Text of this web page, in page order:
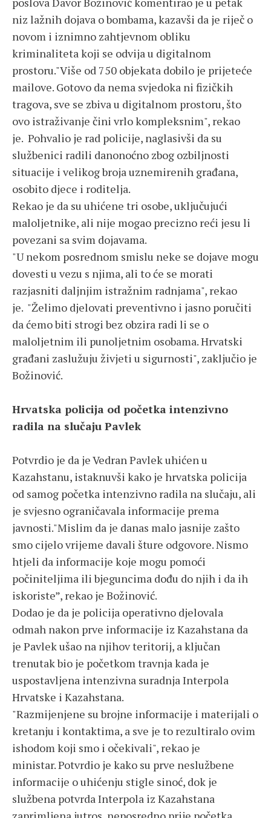
niz lažnih dojava o bombama, kazavši da je riječ o
novom i iznimno zahtjevnom obliku
kriminaliteta koji se odvija u digitalnom
prostoru."Više od 750 objekata dobilo je prijeteće
mailove. Gotovo da nema svjedoka ni fizičkih
tragova, sve se zbiva u digitalnom prostoru, što
ovo istraživanje čini vrlo kompleksnim", rekao
je. Pohvalio je rad policije, naglasivši da su
službenici radili danonoćno zbog ozbiljnosti
situacije i velikog broja uznemirenih građana,
osobito djece i roditelja.
Rekao je da su uhićene tri osobe, uključujući
maloljetnike, ali nije mogao precizno reći jesu li
povezani sa svim dojavama.
"U nekom posrednom smislu neke se dojave mogu
dovesti u vezu s njima, ali to će se morati
razjasniti daljnjim istražnim radnjama", rekao
je. "Želimo djelovati preventivno i jasno poručiti
da ćemo biti strogi bez obzira radi li se o
maloljetnim ili punoljetnim osobama. Hrvatski
građani zaslužuju živjeti u sigurnosti", zaključio je
Božinović.
Hrvatska policija od početka intenzivno
radila na slučaju Pavlek
Potvrdio je da je Vedran Pavlek uhićen u
Kazahstanu, istaknuvši kako je hrvatska policija
od samog početka intenzivno radila na slučaju, ali
je svjesno ograničavala informacije prema
javnosti."Mislim da je danas malo jasnije zašto
smo cijelo vrijeme davali šture odgovore. Nismo
htjeli da informacije koje mogu pomoći
počiniteljima ili bjeguncima dođu do njih i da ih
iskoriste”, rekao je Božinović.
Dodao je da je policija operativno djelovala
odmah nakon prve informacije iz Kazahstana da
je Pavlek ušao na njihov teritorij, a ključan
trenutak bio je početkom travnja kada je
uspostavljena intenzivna suradnja Interpola
Hrvatske i Kazahstana.
"Razmijenjene su brojne informacije i materijali o
kretanju i kontaktima, a sve je to rezultiralo ovim
ishodom koji smo i očekivali", rekao je
ministar. Potvrdio je kako su prve neslužbene
informacije o uhićenju stigle sinoć, dok je
službena potvrda Interpola iz Kazahstana